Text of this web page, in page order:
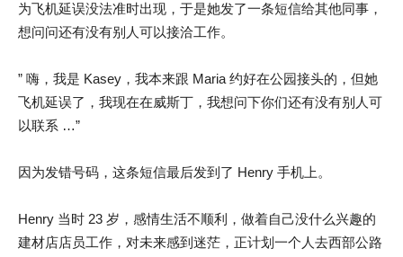
为飞机延误没法准时出现，于是她发了一条短信给其他同事，
想问问还有没有别人可以接洽工作。
” 嗨，我是 Kasey，我本来跟 Maria 约好在公园接头的，但她
飞机延误了，我现在在威斯丁，我想问下你们还有没有别人可
以联系 …”
因为发错号码，这条短信最后发到了 Henry 手机上。
Henry 当时 23 岁，感情生活不顺利，做着自己没什么兴趣的
建材店店员工作，对未来感到迷茫，正计划一个人去西部公路